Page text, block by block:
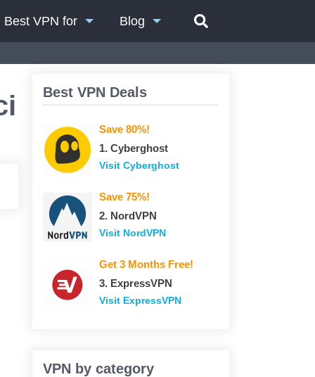
Best VPN for Blog
Best VPN Deals
Save 80%!
1. Сyberghost
Visit Сyberghost
Save 75%!
2. NordVPN
Visit NordVPN
Get 3 Months Free!
3. ExpressVPN
Visit ExpressVPN
VPN by category